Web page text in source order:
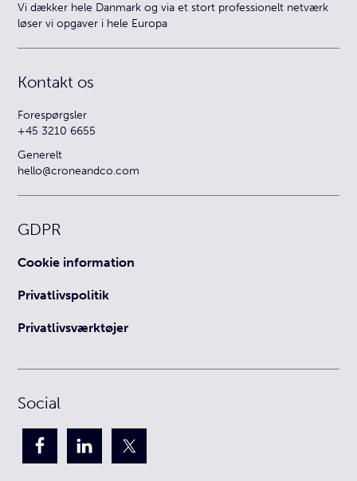
Vi dækker hele Danmark og via et stort professionelt netværk
løser vi opgaver i hele Europa
Kontakt os
Forespørgsler
+45 3210 6655
Generelt
hello@croneandco.com
GDPR
Cookie information
Privatlivspolitik
Privatlivsværktøjer
Social